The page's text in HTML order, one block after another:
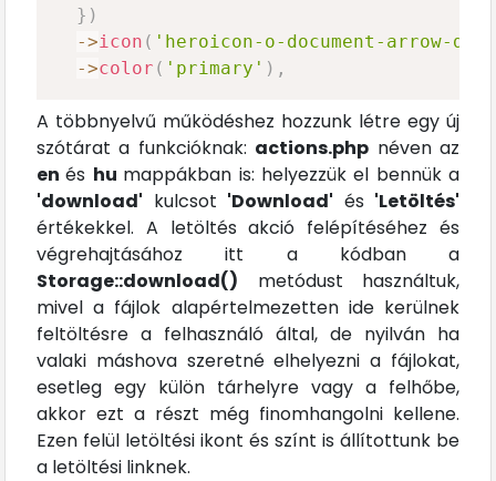
} )
->icon ( 'heroicon-o-document-arrow-
->color ( 'primary' ) ,
A többnyelvű működéshez hozzunk létre egy új
szótárat a funkcióknak: actions.php néven az
enés hu mappákban is: helyezzük el bennük a
'download' kulcsot 'Download' és 'Letöltés'
értékekkel. A letöltés akció felépítéséhez és
végrehajtásához itt a kódban a
Storage::download() metódust használtuk,
mivel a fájlok alapértelmezetten ide kerülnek
feltöltésre a felhasználó által, de nyilván ha
valaki máshova szeretné elhelyezni a fájlokat,
esetleg egy külön tárhelyre vagy a felhőbe,
akkor ezt a részt még finomhangolni kellene.
Ezen felül letöltési ikont és színt is állítottunk be
a letöltési linknek.